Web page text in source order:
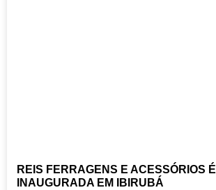
REIS FERRAGENS E ACESSÓRIOS É
INAUGURADA EM IBIRUBÁ